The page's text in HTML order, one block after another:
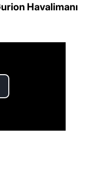
Havalimanı